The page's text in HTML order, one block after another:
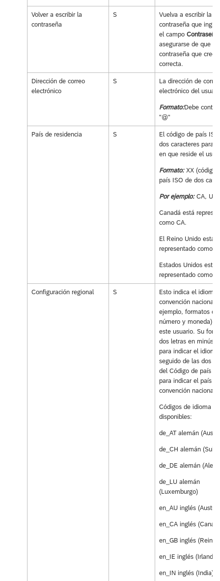
Volver a escribir la
contraseña
S
Vuelva a escribir la
contraseña que
el campo Contraseña
asegurarse de que la
contraseña que creó
correcta.
Dirección de correo
electrónico
S
La dirección de correo
electrónico del
Formato:Debe
"@"
País de residencia S
El código de país
dos caracteres para
en que reside el
Formato: XX (código
país ISO de dos
Por ejemplo: CA,
Canadá está
como CA.
El Reino Unido está
representado como
Estados Unidos está
representado como
Configuración regional S
Esto indica el idioma
convención nacional
ejemplo, formatos de
número y moneda)
este usuario. Su
dos letras en
para indicar el idioma
seguido de las dos
del Código de país
para indicar el país
convención nacional.
Códigos de idioma
disponibles:
de_AT alemán
de_CH alemán
de_DE alemán
de_LU alemán
(Luxemburgo)
en_AU inglés
en_CA inglés
en_GB inglés (Reino
en_IE inglés (Irlanda)
en_IN inglés (India)